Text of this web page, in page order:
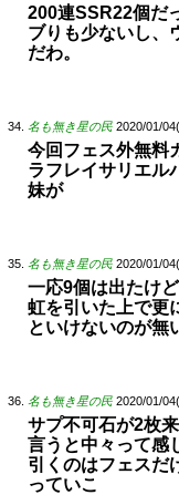
200連SSR22個だ
ブりも少ないし、
だわ。
名も無き星の民 2020/01/
今回フェス外無料
ラフレイサリエル
妹が
名も無き星の民 2020/01/
一応9個は出たけ
虹を引いた上で更
といけないのが無
名も無き星の民 2020/01/
サプ不可石が2枚
言うと中々って感
引くのはフェスだ
っていこ